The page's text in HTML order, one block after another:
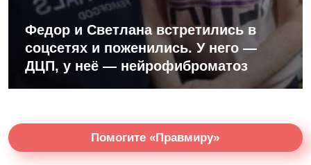
Федор и Светлана встретились в
соцсетях и поженились. У него —
ДЦП, у неё — нейрофиброматоз
Помогите «Правмиру»